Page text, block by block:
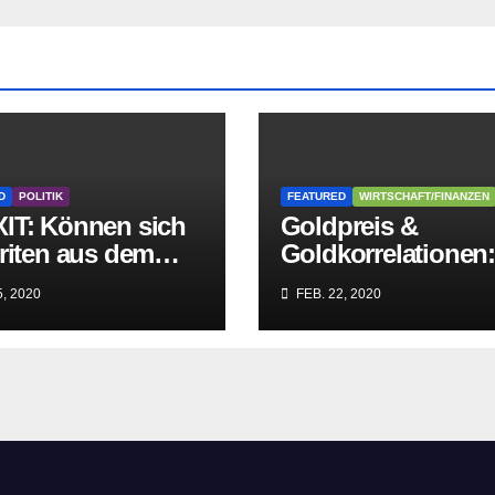
POLITIK
Können sich
aus dem
der
EU-Mafia
2020
FEATURED WIRTSCHAFT/FINANZEN
Goldpreis &
Goldkorrelationen:
Warum man die
Goldpreisanalyse
besser Profis
FEB. 22, 2020